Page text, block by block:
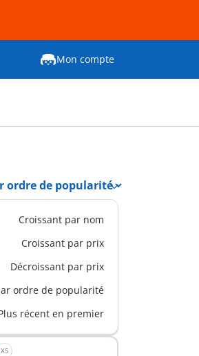
Mon compte
Croissant par nom
Croissant par prix
Décroissant par prix
ordre de popularité
récent en premier
appareil &
+
XS